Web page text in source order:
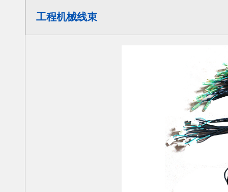
工程机械线束